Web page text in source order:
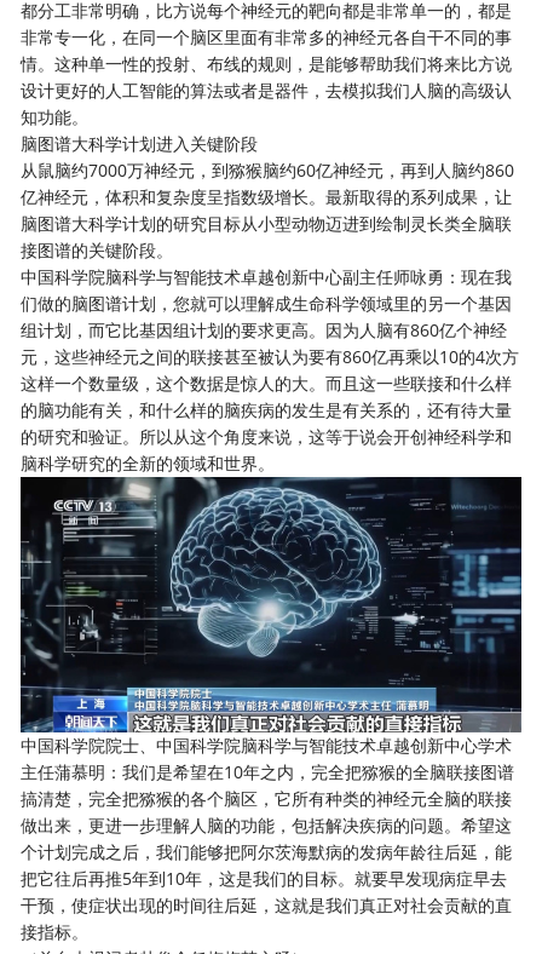
都分工非常明确，比方说每个神经元的靶向都是非常单一的，都是
非常专一化，在同一个脑区里面有非常多的神经元各自干不同的事
情。这种单一性的投射、布线的规则，是能够帮助我们将来比方说
设计更好的人工智能的算法或者是器件，去模拟我们人脑的高级认
知功能。
脑图谱大科学计划进入关键阶段
从鼠脑约7000万神经元，到猕猴脑约60亿神经元，再到人脑约860
亿神经元，体积和复杂度呈指数级增长。最新取得的系列成果，让
脑图谱大科学计划的研究目标从小型动物迈进到绘制灵长类全脑联
接图谱的关键阶段。
中国科学院脑科学与智能技术卓越创新中心副主任师咏勇：现在我
们做的脑图谱计划，您就可以理解成生命科学领域里的另一个基因
组计划，而它比基因组计划的要求更高。因为人脑有860亿个神经
元，这些神经元之间的联接甚至被认为要有860亿再乘以10的4次方
这样一个数量级，这个数据是惊人的大。而且这一些联接和什么样
的脑功能有关，和什么样的脑疾病的发生是有关系的，还有待大量
的研究和验证。所以从这个角度来说，这等于说会开创神经科学和
脑科学研究的全新的领域和世界。
中国科学院院士、中国科学院脑科学与智能技术卓越创新中心学术
主任蒲慕明：我们是希望在10年之内，完全把猕猴的全脑联接图谱
搞清楚，完全把猕猴的各个脑区，它所有种类的神经元全脑的联接
做出来，更进一步理解人脑的功能，包括解决疾病的问题。希望这
个计划完成之后，我们能够把阿尔茨海默病的发病年龄往后延，能
把它往后再推5年到10年，这是我们的目标。就要早发现病症早去
干预，使症状出现的时间往后延，这就是我们真正对社会贡献的直
接指标。